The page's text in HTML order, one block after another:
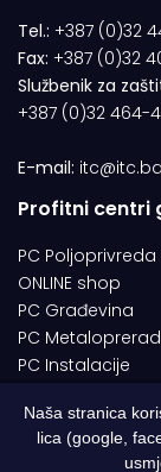
Tel.: +387 (0)32
Fax: +387 (0)32
Službenik za
+387 (0)32 464-
E-mail: itc@itc.ba
Profitni centri
PC Poljoprivreda
ONLINE shop
PC Građevina
PC
PC Instalacije
© 1994-2026 |
Naša stranica
lica (google,